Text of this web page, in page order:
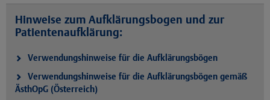
Hinweise zum Aufklärungsbogen und zur
Patientenaufklärung:
Verwendungshinweise für die Aufklärungsbögen
Verwendungshinweise für die Aufklärungsbögen gemäß
ÄsthOpG (Österreich)